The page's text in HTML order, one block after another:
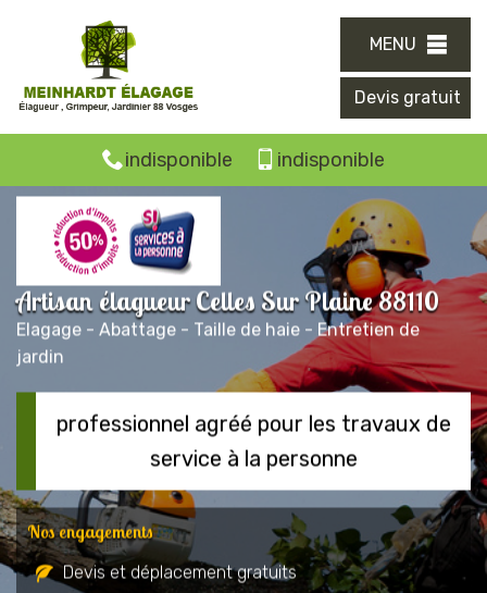
MENU
Devis gratuit
indisponible indisponible
Artisan élagueur Celles Sur Plaine 88110
Elagage - Abattage - Taille de haie - Entretien de
jardin
professionnel agréé pour les travaux de
service à la personne
Nos engagements
Devis et déplacement gratuits